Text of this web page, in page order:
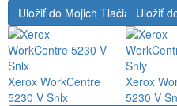
Uložiť do Mojich Tlačiarní
Xerox WorkCentre
5230 V Snlx
Uložiť
Xerox
5230 V